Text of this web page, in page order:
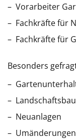
Vorarbeiter
Fachkräfte für
Fachkräfte für
Besonders
Landschaftsbau
Neuanlagen
Umänderungen